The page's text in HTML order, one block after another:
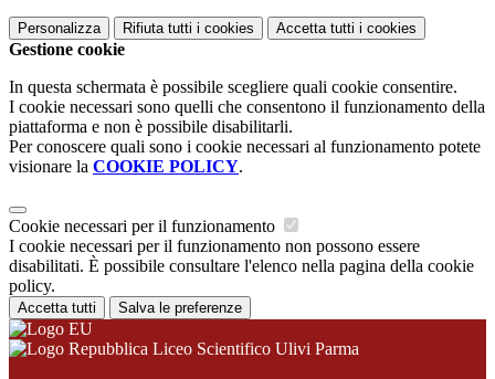
Personalizza Rifiuta tutti i cookies Accetta tutti i cookies
Gestione cookie
In questa schermata è possibile scegliere quali cookie consentire.
I cookie necessari sono quelli che consentono il funzionamento della
piattaforma e non è possibile disabilitarli.
Per conoscere quali sono i cookie necessari al funzionamento potete
visionare la COOKIE POLICY.
Cookie necessari per il funzionamento
I cookie necessari per il funzionamento non possono essere
disabilitati. È possibile consultare l'elenco nella pagina della cookie
policy.
Accetta tutti Salva le preferenze
Liceo Scientifico Ulivi Parma